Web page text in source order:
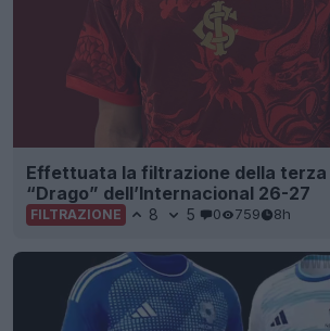
Effettuata la filtrazione della terza
“Drago” dell’Internacional 26-27
FILTRAZIONE 8 5 0 759 8h